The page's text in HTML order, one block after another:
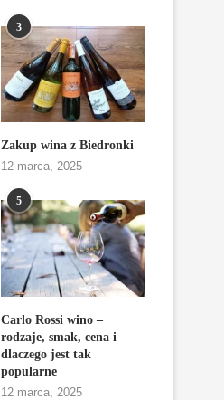
3
Zakup wina z Biedronki
12 marca, 2025
5
Carlo Rossi wino –
rodzaje, smak, cena i
dlaczego jest tak
popularne
12 marca, 2025